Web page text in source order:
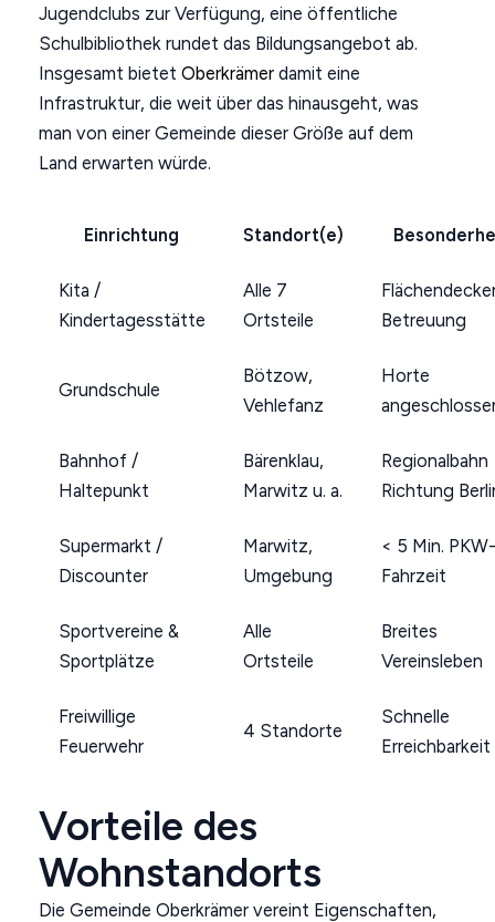
Jugendclubs zur Verfügung, eine öffentliche
Schulbibliothek rundet das Bildungsangebot ab.
Insgesamt bietetOberkrämer damit eine
Infrastruktur, die weit über das hinausgeht, was
man von einer Gemeinde dieser Größe auf dem
Land erwarten würde.
Einrichtung Standort(e)
Kita /
Kindertagesstätte
Alle 7
Ortsteile
Betreuung
Grundschule
Bötzow,
Vehlefanz
Horte
Bahnhof /
Haltepunkt
Bärenklau,
Marwitz u. a.
Regionalbahn
Richtung
Supermarkt /
Discounter
Marwitz,
Umgebung
< 5 Min. PKW-
Fahrzeit
Sportvereine &
Sportplätze
Alle
Ortsteile
Breites
Vereinsleben
Freiwillige
Feuerwehr
4 Standorte
Schnelle
Erreichbarkeit
Vorteile des
Wohnstandorts
Die Gemeinde Oberkrämer vereint Eigenschaften,